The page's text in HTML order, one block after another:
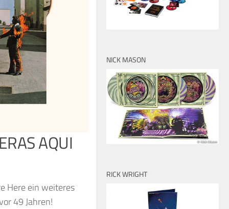
AQUI
Here ein weiteres
49 Jahren!
NICK MASON
RICK WRIGHT